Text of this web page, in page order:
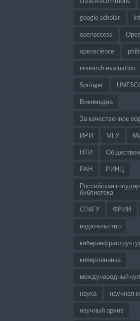
google scholar
openaccess
openscience
research evaluation
Springer
Викимедиа
За качественное
ИРИ МГУ
НТИ
РАН РИНЦ
Российская
библиотека
СПбГУ ФРИИ
издательство
киберленинка
международный
наука научная
научный архив